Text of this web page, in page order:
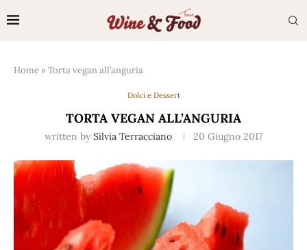
Home »Torta vegan all’anguria
Dolci e Dessert
TORTA VEGAN ALL’ANGURIA
written by Silvia Terracciano 20 Giugno 2017